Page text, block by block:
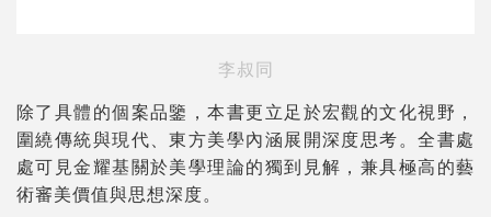
李叔同
除了具體的個案品鑒，本書更立足於宏觀的文化視野，
圍繞傳統與現代、東方美學內涵展開深度思考。全書處
處可見金耀基關於美學理論的獨到見解，兼具極高的藝
術審美價值與思想深度。